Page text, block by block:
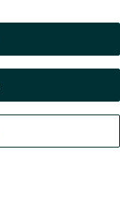
Czat Konto